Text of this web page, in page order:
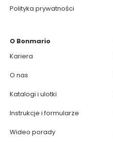
Polityka prywatności
O Bonmario
Kariera
O nas
Katalogi i ulotki
Instrukcje i formularze
Wideo porady